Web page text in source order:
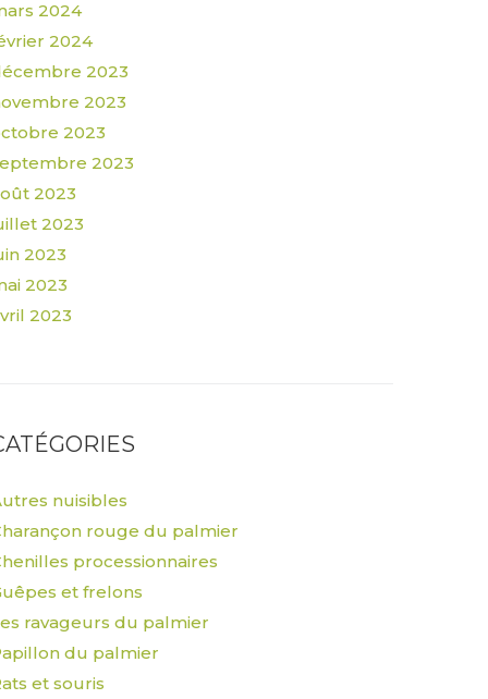
2024
2024
2023
2023
2023
2023
2023
2023
2023
2023
2023
nuisibles
rouge du palmier
processionnaires
et frelons
ravageurs du palmier
du palmier
et souris